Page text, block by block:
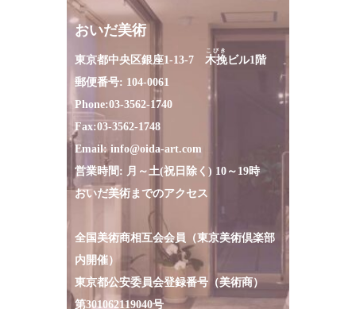
おいだ美術
東京都中央区銀座1-13-7 木挽
こびき
ビル1階
郵便番号: 104-0061
Phone:03-3562-1740
Fax:03-3562-1748
Email: info@oida-art.com
営業時間: 月～土(祝日除く) 10～19時
おいだ美術までのアクセス
全国美術商相互会会員（東京美術倶楽部
内開催）
東京都公安委員会登録番号（美術商）
第301062119040号